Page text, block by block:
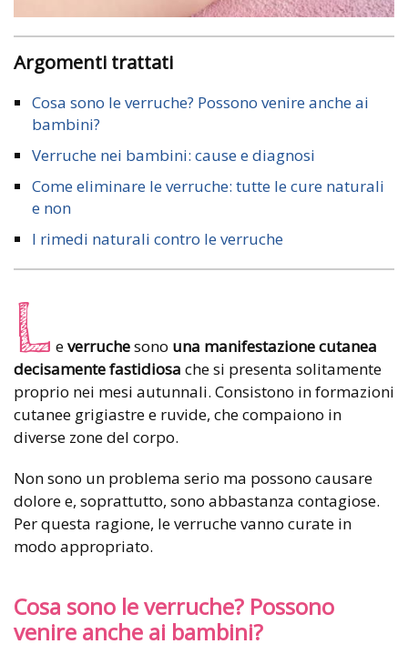
Argomenti trattati
Cosa sono le verruche? Possono venire anche ai
bambini?
Verruche nei bambini: cause e diagnosi
Come eliminare le verruche: tutte le cure naturali
e non
I rimedi naturali contro le verruche
L everruchesono una manifestazione cutanea
decisamente fastidiosa che si presenta solitamente
proprio nei mesi autunnali. Consistono in formazioni
cutanee grigiastre e ruvide, che compaiono in
diverse zone del corpo.
Non sono un problema serio ma possono causare
dolore e, soprattutto, sono abbastanza contagiose.
Per questa ragione, le verruche vanno curate in
modo appropriato.
Cosa sono le verruche? Possono
venire anche ai bambini?